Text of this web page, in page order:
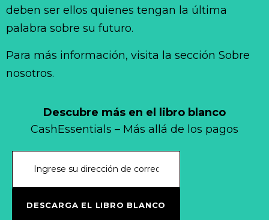
Descubre más en el libro blanco
CashEssentials – Más allá de los pagos
DESCARGA EL LIBRO BLANCO
deben ser ellos quienes tengan la última
palabra sobre su futuro.
Para más información, visita la sección Sobre
nosotros.